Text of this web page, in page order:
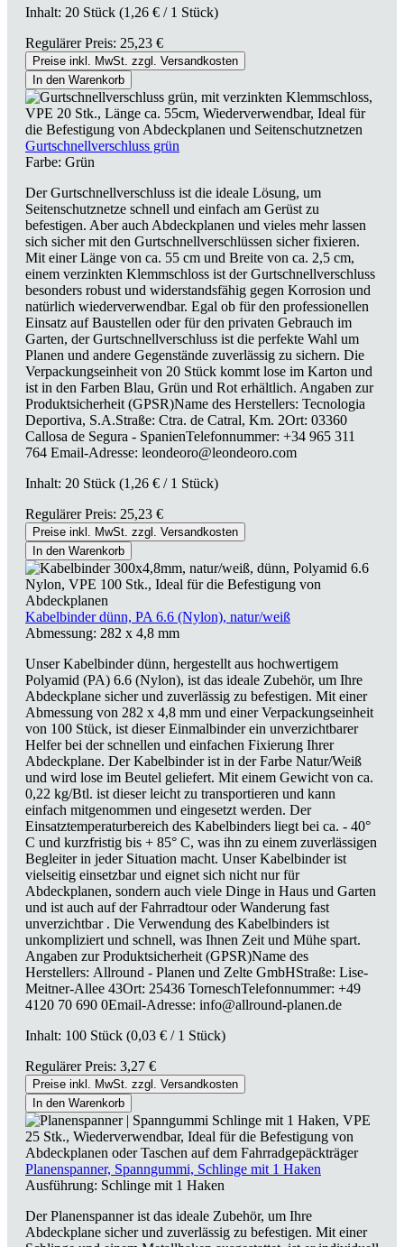
Inhalt: 20 Stück (1,26 € / 1 Stück)
Regulärer Preis: 25,23 €
Preise inkl. MwSt. zzgl. Versandkosten
In den Warenkorb
Gurtschnellverschluss grün
Farbe: Grün
Der Gurtschnellverschluss ist die ideale Lösung, um
Seitenschutznetze schnell und einfach am Gerüst zu
befestigen. Aber auch Abdeckplanen und vieles mehr lassen
sich sicher mit den Gurtschnellverschlüssen sicher fixieren.
Mit einer Länge von ca. 55 cm und Breite von ca. 2,5 cm,
einem verzinkten Klemmschloss ist der Gurtschnellverschluss
besonders robust und widerstandsfähig gegen Korrosion und
natürlich wiederverwendbar. Egal ob für den professionellen
Einsatz auf Baustellen oder für den privaten Gebrauch im
Garten, der Gurtschnellverschluss ist die perfekte Wahl um
Planen und andere Gegenstände zuverlässig zu sichern. Die
Verpackungseinheit von 20 Stück kommt lose im Karton und
ist in den Farben Blau, Grün und Rot erhältlich. Angaben zur
Produktsicherheit (GPSR)Name des Herstellers: Tecnologia
Deportiva, S.A.Straße: Ctra. de Catral, Km. 2Ort: 03360
Callosa de Segura - SpanienTelefonnummer: +34 965 311
764 Email-Adresse: leondeoro@leondeoro.com
Inhalt: 20 Stück (1,26 € / 1 Stück)
Regulärer Preis: 25,23 €
Preise inkl. MwSt. zzgl. Versandkosten
In den Warenkorb
Kabelbinder dünn, PA 6.6 (Nylon), natur/weiß
Abmessung: 282 x 4,8 mm
Unser Kabelbinder dünn, hergestellt aus hochwertigem
Polyamid (PA) 6.6 (Nylon), ist das ideale Zubehör, um Ihre
Abdeckplane sicher und zuverlässig zu befestigen. Mit einer
Abmessung von 282 x 4,8 mm und einer Verpackungseinheit
von 100 Stück, ist dieser Einmalbinder ein unverzichtbarer
Helfer bei der schnellen und einfachen Fixierung Ihrer
Abdeckplane. Der Kabelbinder ist in der Farbe Natur/Weiß
und wird lose im Beutel geliefert. Mit einem Gewicht von ca.
0,22 kg/Btl. ist dieser leicht zu transportieren und kann
einfach mitgenommen und eingesetzt werden. Der
Einsatztemperaturbereich des Kabelbinders liegt bei ca. - 40°
C und kurzfristig bis + 85° C, was ihn zu einem zuverlässigen
Begleiter in jeder Situation macht. Unser Kabelbinder ist
vielseitig einsetzbar und eignet sich nicht nur für
Abdeckplanen, sondern auch viele Dinge in Haus und Garten
und ist auch auf der Fahrradtour oder Wanderung fast
unverzichtbar . Die Verwendung des Kabelbinders ist
unkompliziert und schnell, was Ihnen Zeit und Mühe spart.
Angaben zur Produktsicherheit (GPSR)Name des
Herstellers: Allround - Planen und Zelte GmbHStraße: Lise-
Meitner-Allee 43Ort: 25436 TorneschTelefonnummer: +49
4120 70 690 0Email-Adresse: info@allround-planen.de
Inhalt: 100 Stück (0,03 € / 1 Stück)
Regulärer Preis: 3,27 €
Preise inkl. MwSt. zzgl. Versandkosten
In den Warenkorb
Planenspanner, Spanngummi, Schlinge mit 1 Haken
Ausführung: Schlinge mit 1 Haken
Der Planenspanner ist das ideale Zubehör, um Ihre
Abdeckplane sicher und zuverlässig zu befestigen. Mit einer